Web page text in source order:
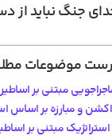
جنگ نباید از
موضوعات